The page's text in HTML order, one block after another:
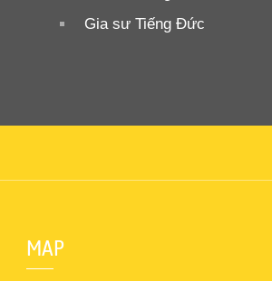
Gia sư Tiếng Đức
MAP